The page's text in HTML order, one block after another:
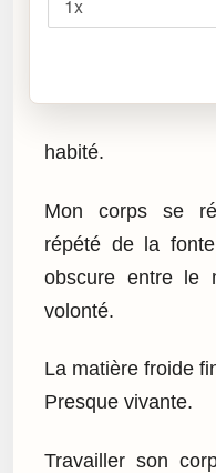
habité.
Mon corps se
répété de la
obscure entre le
volonté.
La matière froide
Presque vivante.
Travailler son